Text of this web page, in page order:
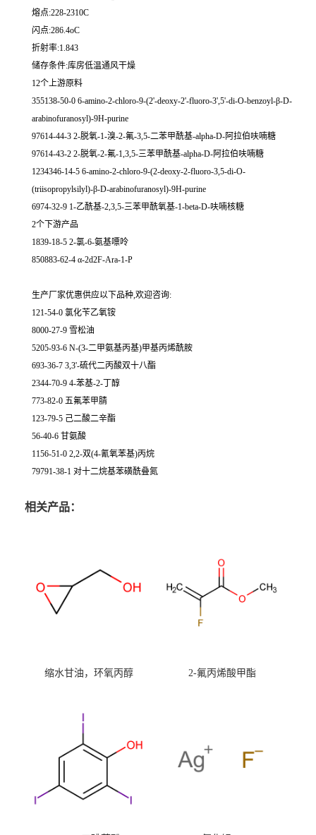
熔点:228-2310C
闪点:286.4oC
折射率:1.843
储存条件:库房低温通风干燥
12个上游原料
355138-50-0 6-amino-2-chloro-9-(2'-deoxy-2'-fluoro-3',5'-di-O-benzoyl-β-D-
arabinofuranosyl)-9H-purine
97614-44-3 2-脱氧-1-溴-2-氟-3,5-二苯甲酰基-alpha-D-阿拉伯呋喃糖
97614-43-2 2-脱氧-2-氟-1,3,5-三苯甲酰基-alpha-D-阿拉伯呋喃糖
1234346-14-5 6-amino-2-chloro-9-(2-deoxy-2-fluoro-3,5-di-O-
(triisopropylsilyl)-β-D-arabinofuranosyl)-9H-purine
6974-32-9 1-乙酰基-2,3,5-三苯甲酰氧基-1-beta-D-呋喃核糖
2个下游产品
1839-18-5 2-氯-6-氨基嘌呤
850883-62-4 α-2d2F-Ara-1-P
生产厂家优惠供应以下品种,欢迎咨询:
121-54-0 氯化苄乙氧铵
8000-27-9 雪松油
5205-93-6 N-(3-二甲氨基丙基)甲基丙烯酰胺
693-36-7 3,3'-硫代二丙酸双十八酯
2344-70-9 4-苯基-2-丁醇
773-82-0 五氟苯甲腈
123-79-5 己二酸二辛酯
56-40-6 甘氨酸
1156-51-0 2,2-双(4-氰氧苯基)丙烷
79791-38-1 对十二烷基苯磺酰叠氮
相关产品：
缩水甘油，环氧丙醇 2-氟丙烯酸甲酯